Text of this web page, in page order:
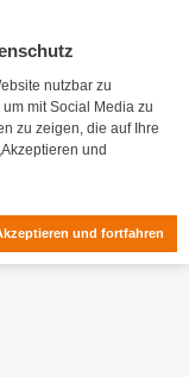
nutzbar zu
mit Social Media zu
zu zeigen, die auf Ihre
und
und fortfahren